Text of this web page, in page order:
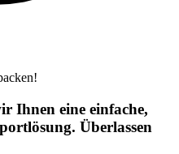
Ihnen eine einfache,
Überlassen